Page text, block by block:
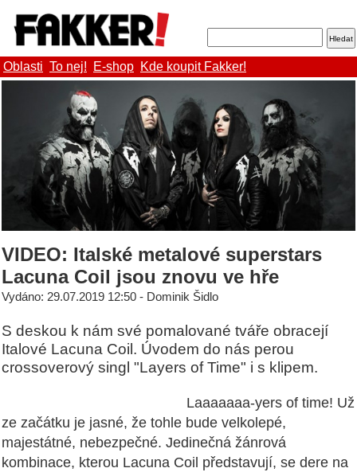
Oblasti To nej! E-shop Kde koupit Fakker!
VIDEO: Italské metalové superstars
Lacuna Coil jsou znovu ve hře
Vydáno: 29.07.2019 12:50 - Dominik Šidlo
S deskou k nám své pomalované tváře obracejí
Italové Lacuna Coil. Úvodem do nás perou
crossoverový singl "Layers of Time" i s klipem.
Laaaaaaa-yers of time! Už
ze začátku je jasné, že tohle bude velkolepé,
majestátné, nebezpečné. Jedinečná žánrová
kombinace, kterou Lacuna Coil představují, se dere na